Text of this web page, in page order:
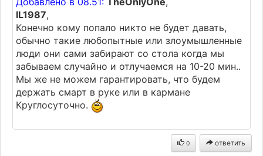
IL1987,
Конечно кому попало никто не будет давать,
обычно такие любопытные или злоумышленные
люди они сами забирают со стола когда мы
забываем случайно и отлучаемся на 10-20 мин..
Мы же не можем гарантировать, что будем
держать смарт в руке или в кармане
Круглосуточно.
0 ответить